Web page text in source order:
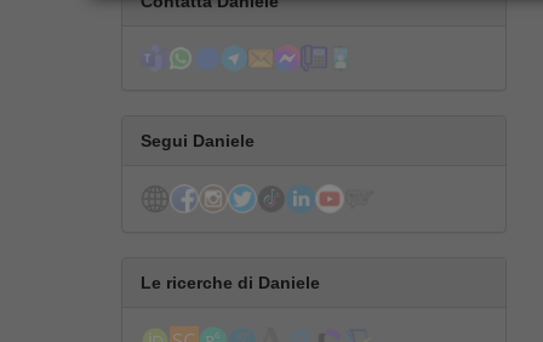
Segui Daniele
Le ricerche di Daniele